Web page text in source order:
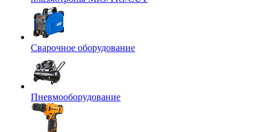
Сварочное оборудование
Пневмооборудование